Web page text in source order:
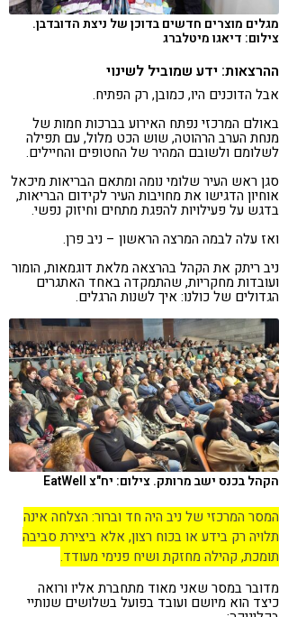
מגלים מוצרים חדשים בדוכן של ניצת הדובדבן.
צילום: דיאגו מיטלברג
ההרצאות: ידע שמוביל לשינוי
אבל הדוכנים היו, כמובן, רק הפתיח.
באולם המרכזי נפתח האירוע בברכות חמות של
מנחת הערב הרהוטה, שוש הכט מלול, עם תפילה
לשלומם ולשובם המהיר של החטופים והחיילים.
סגן ראש העיר שלומי נומה ומתאם הבריאות מיכאל
אוחיון הדגישו את מחויבות העיר לקידום הבריאות,
בדגש על פעילויות להפגת מתחים וחיזוק נפשי.
ואז עלה לבמה המרצה הראשון – ניב פרן.
ניב ריתק את הקהל בהרצאה מלאת דוגמאות, הומור
ועובדות מחקריות, שהתמקדה באחד האתגרים
הגדולים של כולנו: איך לשנות הרגלים.
הקהל בכנס ישב מרותק. צילום: יח"צ EatWell
המסר המרכזי של ניב היה חד וברור: הצלחה אינה
תלויה רק בידע או בכוח רצון, אלא ביצירת סביבה
תומכת, קהילה מחזקת ושיח פנימי מעודד.
מדובר במסר שאני מאוד מתחברת אליו ורואה
כיצד הוא מיושם ועובד בפועל בשלושים שנותיי